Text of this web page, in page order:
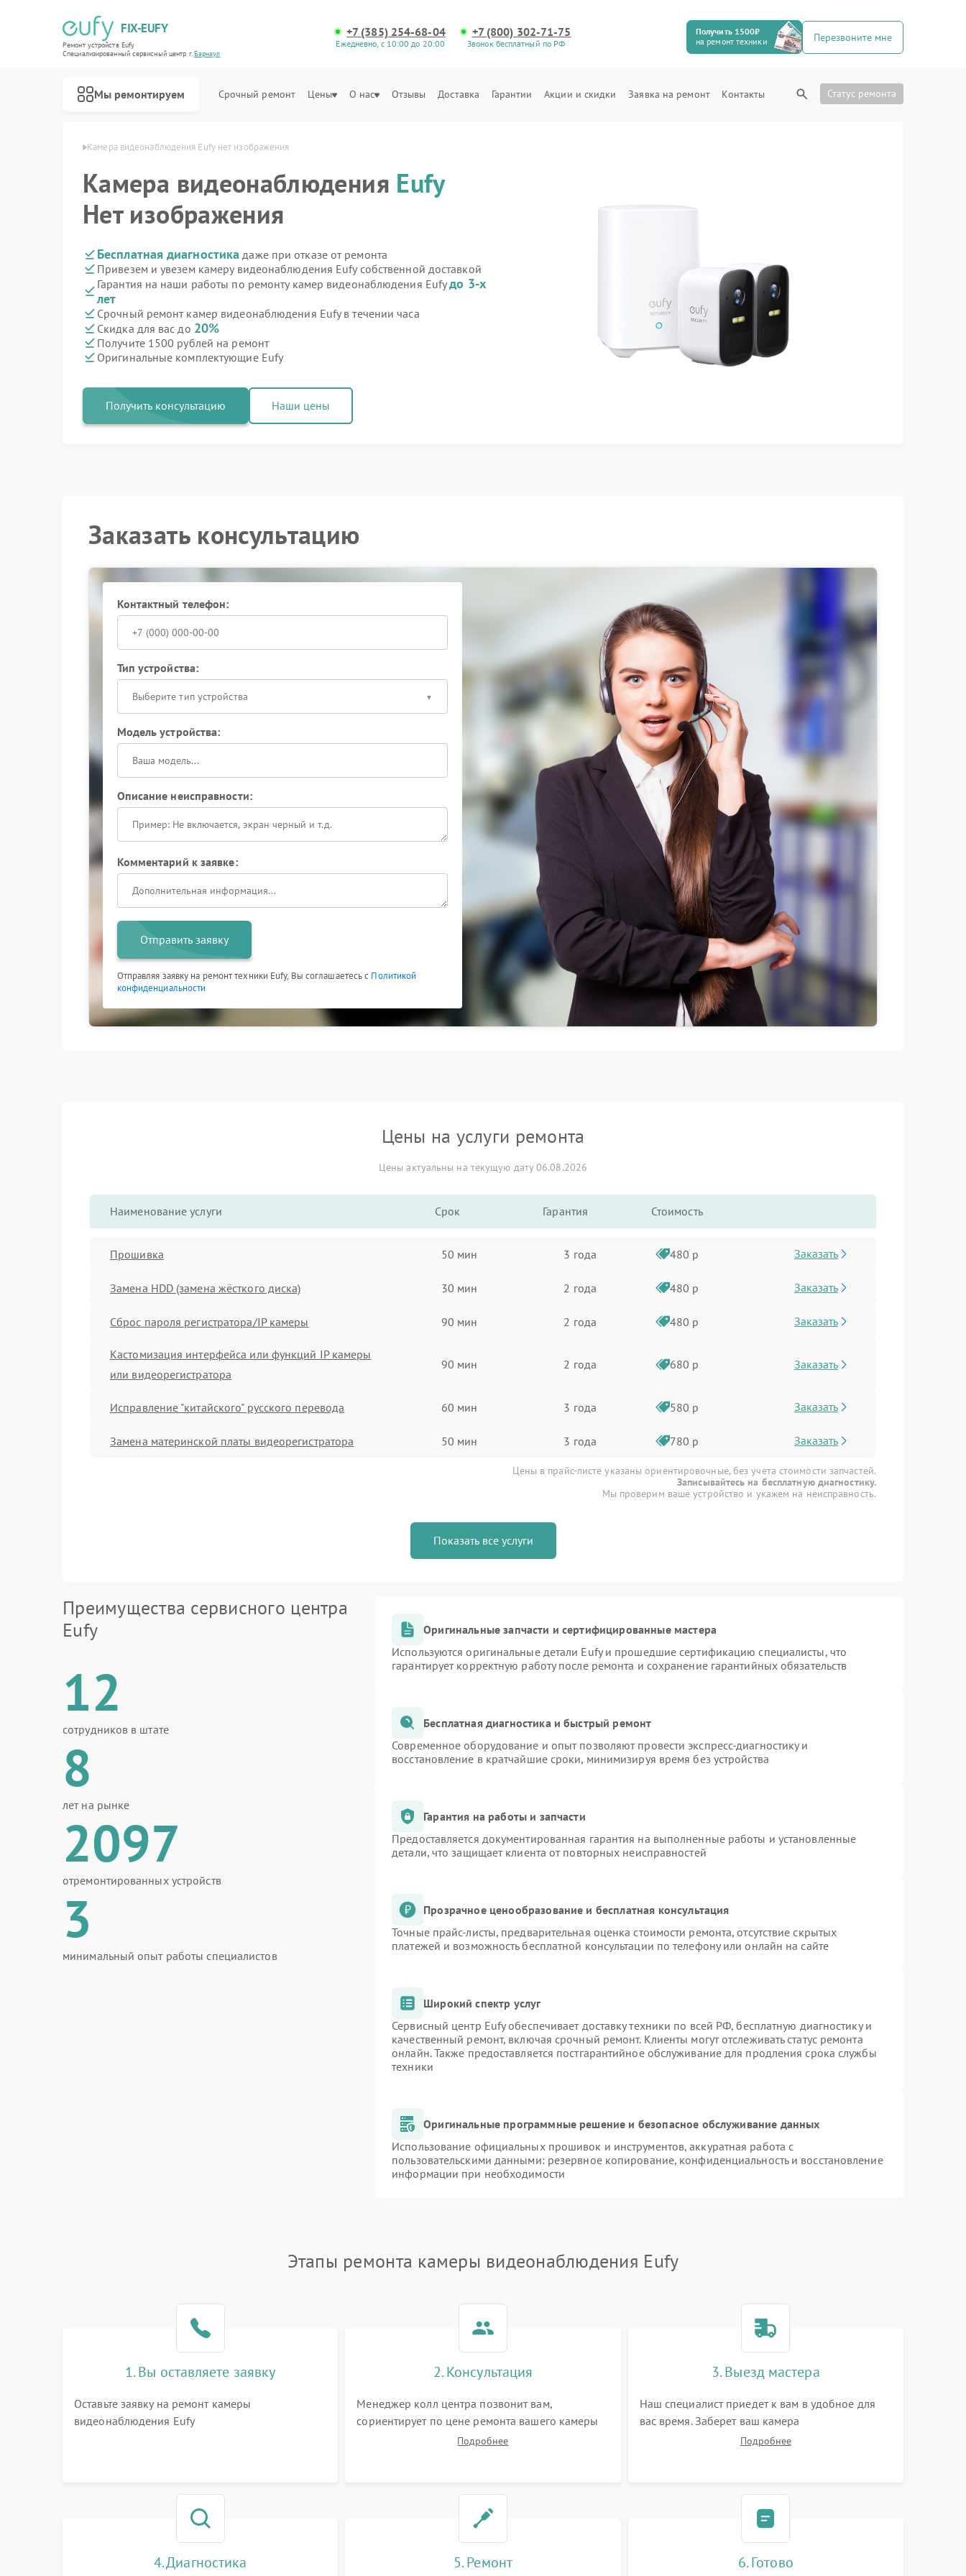
FIX-EUFY
Ремонт устройств Eufy
Специализированный cервисный центр г.Барнаул
+7 (385) 254-68-04
Ежедневно, с 10:00 до 20:00
+7 (800) 302-71-75
Звонок бесплатный по РФ
Получить 1500₽
на ремонт техники
Перезвоните мне
Мы ремонтируем Срочный ремонт Цены О нас Отзывы Доставка Гарантии Акции и скидки Заявка на ремонт Контакты Статус ремонта
Eufy в Барнауле Камера видеонаблюдения Eufy нет изображения
Камера видеонаблюдения Eufy
Нет изображения
Бесплатная диагностика даже при отказе от ремонта
Привезем и увезем камеру видеонаблюдения Eufy собственной доставкой
Гарантия на наши работы по ремонту камер видеонаблюдения Eufyдо 3-х
лет
Срочный ремонт камер видеонаблюдения Eufy в течении часа
Скидка для вас до 20%
Получите 1500 рублей на ремонт
Оригинальные комплектующие Eufy
Получить консультацию Наши цены
Заказать консультацию
Контактный телефон:
Тип устройства:
Выберите тип устройства
Модель устройства:
Описание неисправности:
Комментарий к заявке:
Отправить заявку
Отправляя заявку на ремонт техники Eufy, Вы соглашаетесь с Политикой
конфиденциальности
Цены на услуги ремонта
Цены актуальны на текущую дату 06.08.2026
Наименование услуги Срок Гарантия Стоимость
Прошивка 50 мин 3 года 480 р Заказать
Замена HDD (замена жёсткого диска) 30 мин 2 года 480 р Заказать
Сброс пароля регистратора/IP камеры 90 мин 2 года 480 р Заказать
Кастомизация интерфейса или функций IP камеры
или видеорегистратора
90 мин 2 года 680 р Заказать
Исправление "китайского" русского перевода 60 мин 3 года 580 р Заказать
Замена материнской платы видеорегистратора 50 мин 3 года 780 р Заказать
Цены в прайс-листе указаны ориентировочные, без учета стоимости запчастей.
Записывайтесь на бесплатную диагностику.
Мы проверим ваше устройство и укажем на неисправность.
Показать все услуги
Преимущества сервисного центра
Eufy
12
сотрудников в штате
8
лет на рынке
2097
отремонтированных устройств
3
минимальный опыт работы специалистов
Оригинальные запчасти и сертифицированные мастера
Используются оригинальные детали Eufy и прошедшие сертификацию специалисты, что
гарантирует корректную работу после ремонта и сохранение гарантийных обязательств
Бесплатная диагностика и быстрый ремонт
Современное оборудование и опыт позволяют провести экспресс-диагностику и
восстановление в кратчайшие сроки, минимизируя время без устройства
Гарантия на работы и запчасти
Предоставляется документированная гарантия на выполненные работы и установленные
детали, что защищает клиента от повторных неисправностей
Прозрачное ценообразование и бесплатная консультация
Точные прайс-листы, предварительная оценка стоимости ремонта, отсутствие скрытых
платежей и возможность бесплатной консультации по телефону или онлайн на сайте
Широкий спектр услуг
Сервисный центр Eufy обеспечивает доставку техники по всей РФ, бесплатную диагностику и
качественный ремонт, включая срочный ремонт. Клиенты могут отслеживать статус ремонта
онлайн. Также предоставляется постгарантийное обслуживание для продления срока службы
техники
Оригинальные программные решение и безопасное обслуживание данных
Использование официальных прошивок и инструментов, аккуратная работа с
пользовательскими данными: резервное копирование, конфиденциальность и восстановление
информации при необходимости
Этапы ремонта камеры видеонаблюдения Eufy
1. Вы оставляете заявку
Оставьте заявку на ремонт камеры
видеонаблюдения Eufy
2. Консультация
Менеджер колл центра позвонит вам,
сориентирует по цене ремонта вашего камеры
видеонаблюдения а также ответит на все ваши
Подробнее
3. Выезд мастера
Наш специалист приедет к вам в удобное для
вас время. Заберет ваш камера
видеонаблюдения и привезет на склад для
Подробнее
4. Диагностика 5. Ремонт 6. Готово